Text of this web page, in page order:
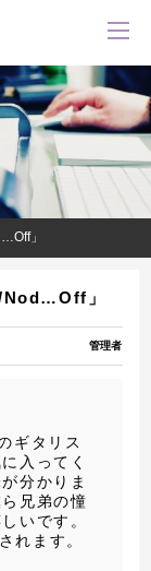
」
」
管理者
ギタリス
入ってく
分かりま
兄弟の憧
いです。
れます。